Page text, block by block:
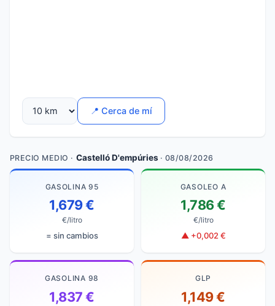
📍 Cerca de mí
PRECIO MEDIO · Castelló D'empúries · 08/08/2026
GASOLINA 95
1,679 €
€/litro
= sin cambios
GASOLEO A
1,786 €
€/litro
▲ +0,002 €
GASOLINA 98
1,837 €
GLP
1,149 €